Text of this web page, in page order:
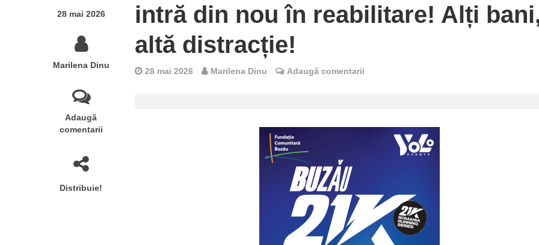
28 mai 2026
Marilena Dinu
Adaugă
comentarii
Distribuie!
intră din nou în reabilitare! Alți
altă distracție!
28 mai 2026 Marilena Dinu Adaugă comentarii